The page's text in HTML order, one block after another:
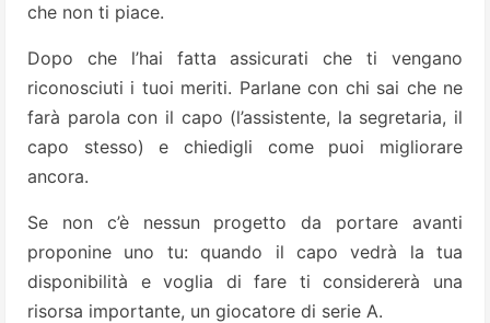
che non ti piace.
Dopo che l’hai fatta assicurati che ti vengano
riconosciuti i tuoi meriti. Parlane con chi sai che ne
farà parola con il capo (l’assistente, la segretaria, il
capo stesso) e chiedigli come puoi migliorare
ancora.
Se non c’è nessun progetto da portare avanti
proponine uno tu: quando il capo vedrà la tua
disponibilità e voglia di fare ti considererà una
risorsa importante, un giocatore di serie A.